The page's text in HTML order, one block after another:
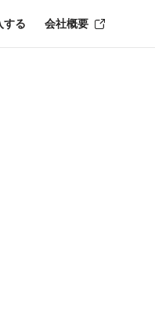
する 会社概要